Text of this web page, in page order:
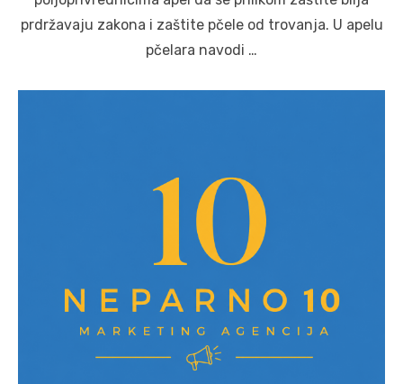
prdržavaju zakona i zaštite pčele od trovanja. U apelu
pčelara navodi …